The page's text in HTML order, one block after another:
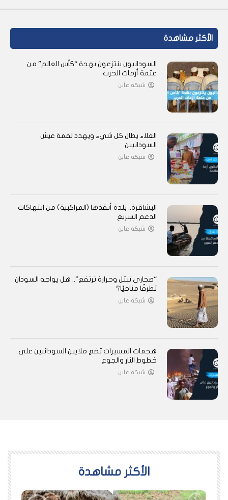
الأكثر مشاهدة
السودانيون ينتزعون بهجة “كأس العالم” من
عتمة أزمات الحرب
شبكة عاين
الغلاء يطال كل شيء ويهدد لقمة عيش
السودانيين
شبكة عاين
البشاقرة.. بلدة أنقذها (المراكبية) من انتهاكات
الدعم السريع
شبكة عاين
“صحارى تبتل وحرارة ترتفع”.. هل يواجه السودان
تطرفًا مناخيًا؟
شبكة عاين
هجمات المسيرات تضع ملايين السودانيين على
خطوط النار والجوع
شبكة عاين
اﻷكثر مشاهدة